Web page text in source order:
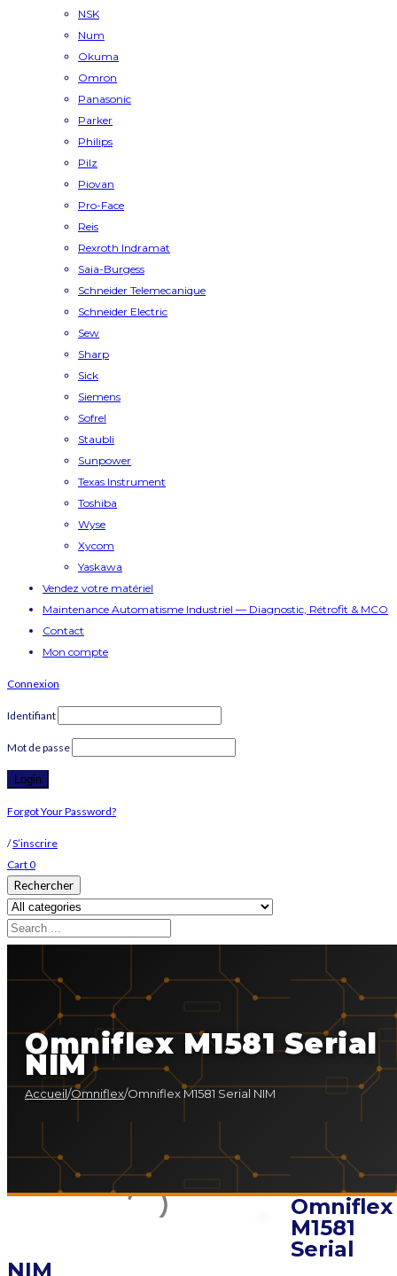
NSK
Num
Okuma
Omron
Panasonic
Parker
Philips
Pilz
Piovan
Pro-Face
Reis
Rexroth Indramat
Saia-Burgess
Schneider Telemecanique
Schneider Electric
Sew
Sharp
Sick
Siemens
Sofrel
Staubli
Sunpower
Texas Instrument
Toshiba
Wyse
Xycom
Yaskawa
Vendez votre matériel
Maintenance Automatisme Industriel — Diagnostic, Rétrofit & MCO
Contact
Mon compte
Connexion
Identifiant
Mot de passe
Forgot Your Password?
/S’inscrire
Cart0
Rechercher
Omniflex M1581 Serial
NIM
Accueil/Omniflex/Omniflex M1581 Serial NIM
Omniflex
M1581
Serial
NIM